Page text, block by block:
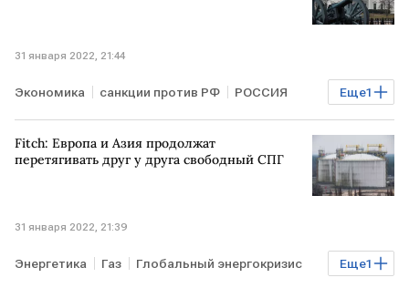
31 января 2022, 21:44
Еще1
Экономика санкции против РФ РОССИЯ
США
Fitch: Европа и Азия продолжат
перетягивать друг у друга свободный СПГ
31 января 2022, 21:39
Еще1
Энергетика Газ Глобальный энергокризис